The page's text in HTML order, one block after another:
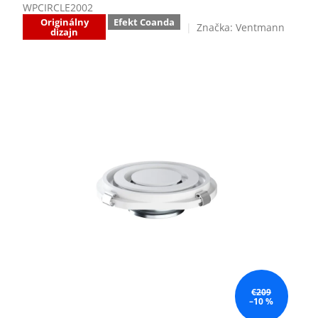
WPCIRCLE2002
Originálny
dizajn
Efekt Coanda Značka:Ventmann
€209
–10 %